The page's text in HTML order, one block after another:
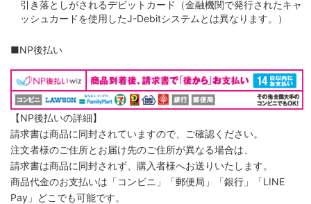
引き落としがされるデビットカード（金融機関で発行されたキャ
ッシュカードを使用したJ-Debitシステムとは異なります。）
■NP後払い
【NP後払いの詳細】
請求書は商品に同封されていますので、ご確認ください。
注文者様のご住所とお届け先のご住所が異なる場合は、
請求書は商品に同封されず、購入者様へお送りいたします。
商品代金のお支払いは「コンビニ」「郵便局」「銀行」「LINE
Pay」どこでも可能です。